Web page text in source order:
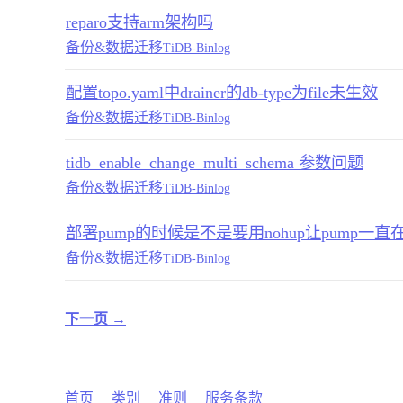
reparo支持arm架构吗
备份&数据迁移TiDB-Binlog
配置topo.yaml中drainer的db-type为file未生效
备份&数据迁移TiDB-Binlog
tidb_enable_change_multi_schema 参数问题
备份&数据迁移TiDB-Binlog
部署pump的时候是不是要用nohup让pump一直
备份&数据迁移TiDB-Binlog
下一页 →
首页 类别 准则 服务条款